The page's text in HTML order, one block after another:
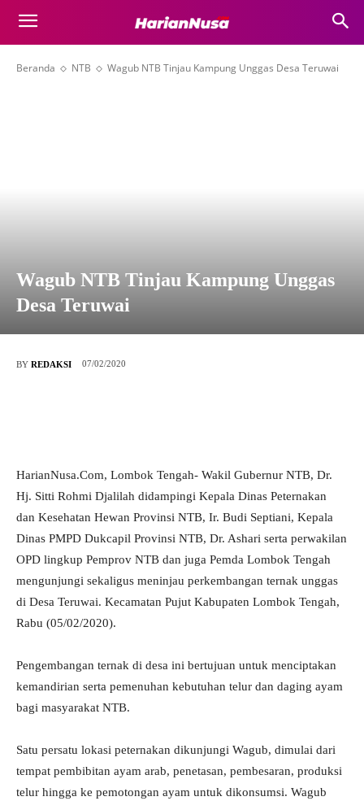
Beranda NTB Wagub NTB Tinjau Kampung Unggas Desa Teruwai
Wagub NTB Tinjau Kampung Unggas
Desa Teruwai
BY REDAKSI 07/02/2020
HarianNusa.Com, Lombok Tengah- Wakil Gubernur NTB, Dr.
Hj. Sitti Rohmi Djalilah didampingi Kepala Dinas Peternakan
dan Kesehatan Hewan Provinsi NTB, Ir. Budi Septiani, Kepala
Dinas PMPD Dukcapil Provinsi NTB, Dr. Ashari serta perwakilan
OPD lingkup Pemprov NTB dan juga Pemda Lombok Tengah
mengunjungi sekaligus meninjau perkembangan ternak unggas
di Desa Teruwai. Kecamatan Pujut Kabupaten Lombok Tengah,
Rabu (05/02/2020).
Pengembangan ternak di desa ini bertujuan untuk menciptakan
kemandirian serta pemenuhan kebutuhan telur dan daging ayam
bagi masyarakat NTB.
Satu persatu lokasi peternakan dikunjungi Wagub, dimulai dari
tempat pembibitan ayam arab, penetasan, pembesaran, produksi
telur hingga ke pemotongan ayam untuk dikonsumsi. Wagub